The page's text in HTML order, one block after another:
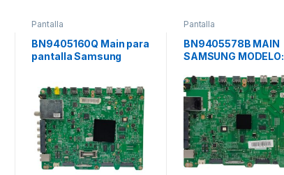
Pantalla
BN9405160Q Main para
pantalla Samsung
Pantalla
BN9405578B MAIN
SAMSUNG MODELO: